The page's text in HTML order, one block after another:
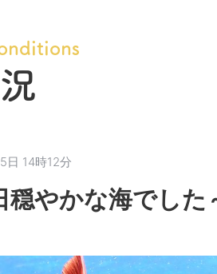
日 14時12分
穏やかな海でした